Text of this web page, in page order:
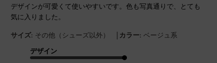
デザインが可愛くて使いやすいです。色も写真通りで、とても
気に入りました。
サイズ: その他（シューズ以外） | カラー: ベージュ系
デザイン